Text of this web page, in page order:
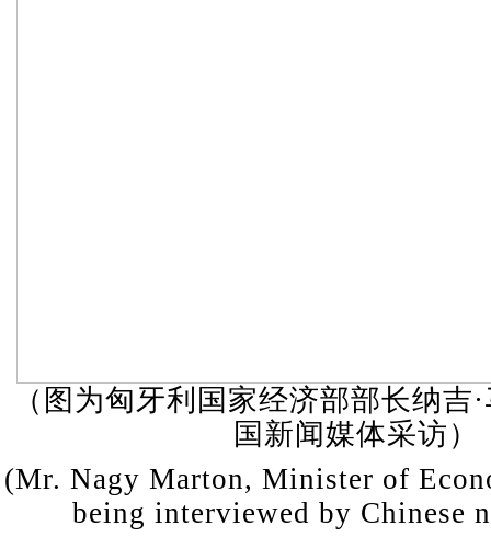
（图为匈牙利国家经济部部长纳吉
国新闻媒体采访）
(Mr. Nagy Marton, Minister of
being interviewed by Chinese